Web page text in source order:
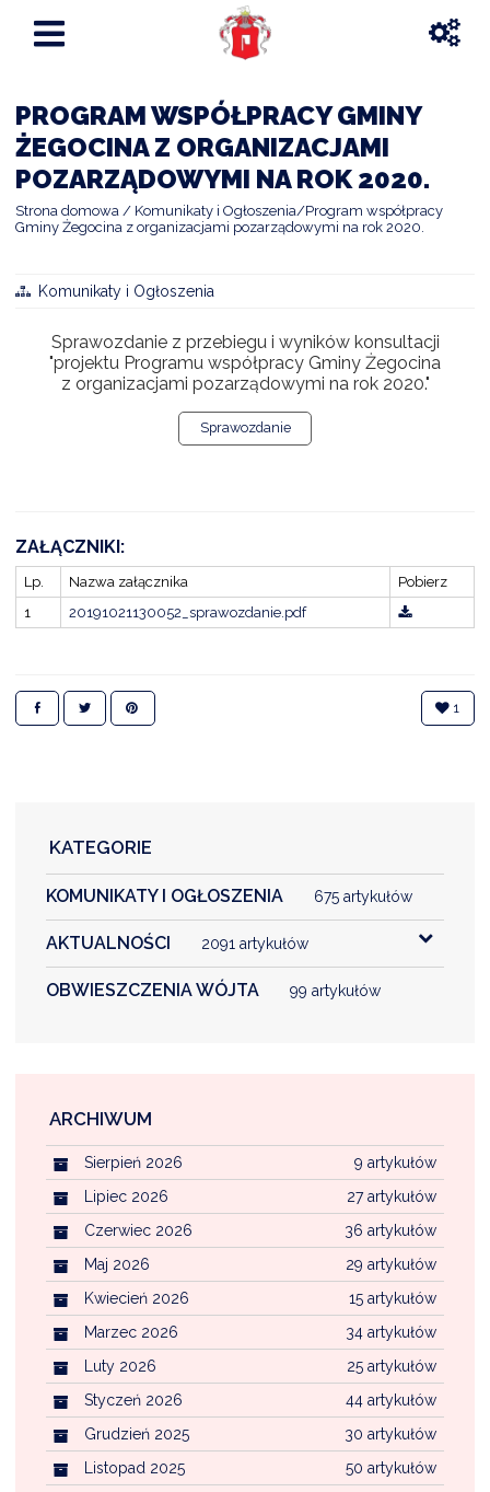
OBSŁUGI
PROGRAM WSPÓŁPRACY GMINY
ŻEGOCINA Z ORGANIZACJAMI
POZARZĄDOWYMI NA ROK 2020.
Strona domowa Komunikaty i Ogłoszenia
Program współpracy
Gminy Żegocina z organizacjami pozarządowymi na rok 2020.
Komunikaty i Ogłoszenia
Sprawozdanie z przebiegu i wyników konsultacji
"projektu Programu współpracy Gminy Żegocina
z organizacjami pozarządowymi na rok 2020."
Sprawozdanie
ZAŁĄCZNIKI:
Lp. Nazwa załącznika
Pobierz
1
20191021130052_sprawozdanie.pdf
1
KATEGORIE
KOMUNIKATY I OGŁOSZENIA 675 artykułów
AKTUALNOŚCI 2091 artykułów
OBWIESZCZENIA WÓJTA 99 artykułów
ARCHIWUM
9 artykułów
Sierpień 2026
27 artykułów
Lipiec 2026
36 artykułów
Czerwiec 2026
29 artykułów
Maj 2026
15 artykułów
Kwiecień 2026
34 artykułów
Marzec 2026
25 artykułów
Luty 2026
44 artykułów
Styczeń 2026
30 artykułów
Grudzień 2025
50 artykułów
Listopad 2025